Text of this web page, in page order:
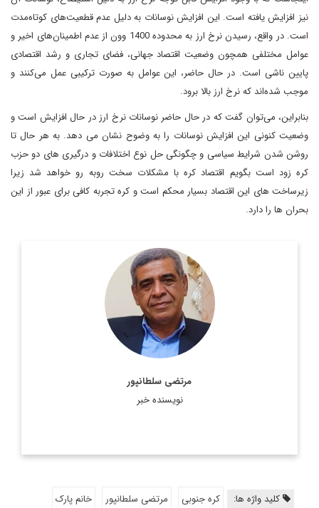
نیز افزایش یافته است. این افزایش نوسانات به دلیل عدم قطعیت‌های کوتاه‌مدت
است. در واقع، رسیدن نرخ ارز به محدوده 1400 وون از عدم اطمینان‌های اخیر و
عوامل مختلفی همچون وضعیت اقتصاد جهانی، فضای تجاری و رشد اقتصادی
پایین ناشی است. در حال حاضر، این عوامل به صورت ترکیبی عمل می‌کنند و
موجب شده‌اند که نرخ ارز بالا برود.
بنابراین، می‌توان گفت که در حال حاضر نوسانات نرخ ارز در حال افزایش است و
وضعیت کنونی این افزایش نوسانات را به وضوح نشان می دهد. به هر حال تا
روشن شدن شرایط سیاسی و چگونگی حل نوع اختلافات و درگیری های دو حزب
کره زود است بگویم اقتصاد کره با مشکلات سخت روبه رو خواهد شد زیرا
زیرساخت های این اقتصاد بسیار محکم است و کره تجربه کافی برای عبور از این
بحران ها را دارد.
مرتضی سلطانپور
نویسنده خبر
دیپلمات و کارشناس مسائل شبه‌جزیره کره
اطلاعات بیشتر
کلید واژه ها: کره جنوبی مرتضی سلطانپور
خانم پارک